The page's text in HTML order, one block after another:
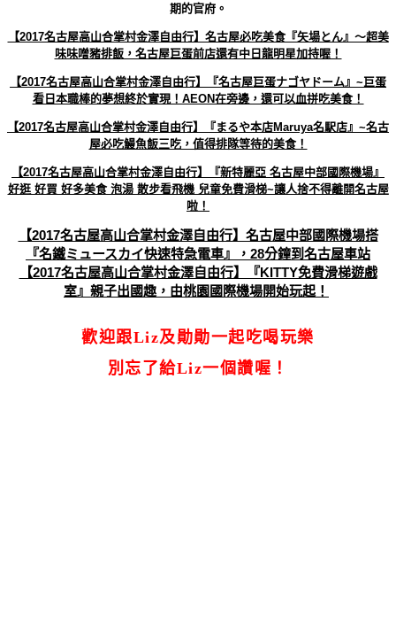
期的官府。
【2017名古屋高山合掌村金澤自由行】名古屋必吃美食『矢場とん』～超美
味味噌豬排飯，名古屋巨蛋前店還有中日龍明星加持喔！
【2017名古屋高山合掌村金澤自由行】『名古屋巨蛋ナゴヤドーム』~巨蛋
看日本職棒的夢想終於實現！AEON在旁邊，還可以血拼吃美食！
【2017名古屋高山合掌村金澤自由行】『まるや本店Maruya名駅店』~名古
屋必吃鰻魚飯三吃，值得排隊等待的美食！
【2017名古屋高山合掌村金澤自由行】『新特麗亞 名古屋中部國際機場』
好逛 好買 好多美食 泡湯 散步看飛機 兒童免費滑梯~讓人捨不得離開名古屋
啦！
【2017名古屋高山合掌村金澤自由行】名古屋中部國際機場搭
『名鐵ミュースカイ快速特急電車』，28分鐘到名古屋車站
【2017名古屋高山合掌村金澤自由行】『KITTY免費滑梯遊戲
室』親子出國趣，由桃園國際機場開始玩起！
歡迎跟Liz及勛勛一起吃喝玩樂
別忘了給Liz一個讚喔！